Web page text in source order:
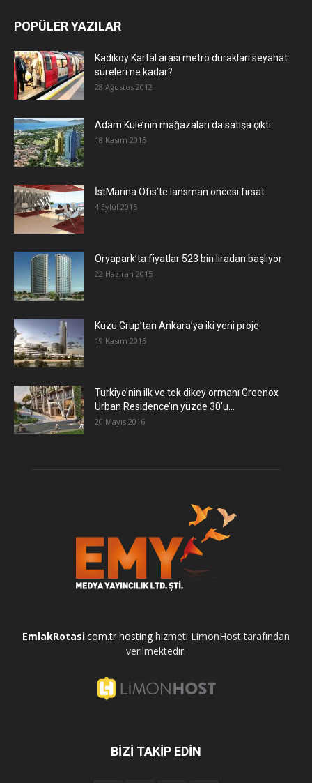
POPÜLER YAZILAR
Kadıköy Kartal arası metro durakları seyahat
süreleri ne kadar?
28 Ağustos 2012
Adam Kule’nin mağazaları da satışa çıktı
18 Kasım 2015
İstMarina Ofis’te lansman öncesi fırsat
4 Eylül 2015
Oryapark’ta fiyatlar 523 bin liradan başlıyor
22 Haziran 2015
​Kuzu Grup’tan Ankara’ya iki yeni proje
19 Kasım 2015
Türkiye’nin ilk ve tek dikey ormanı Greenox
Urban Residence’ın yüzde 30’u...
20 Mayıs 2016
EmlakRotasi.com.tr hosting hizmeti LimonHost tarafından
verilmektedir.
BİZİ TAKİP EDİN